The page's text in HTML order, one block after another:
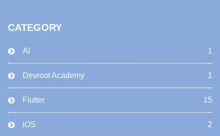
CATEGORY
AI 1
Devroot Academy 1
Flutter 15
iOS 2